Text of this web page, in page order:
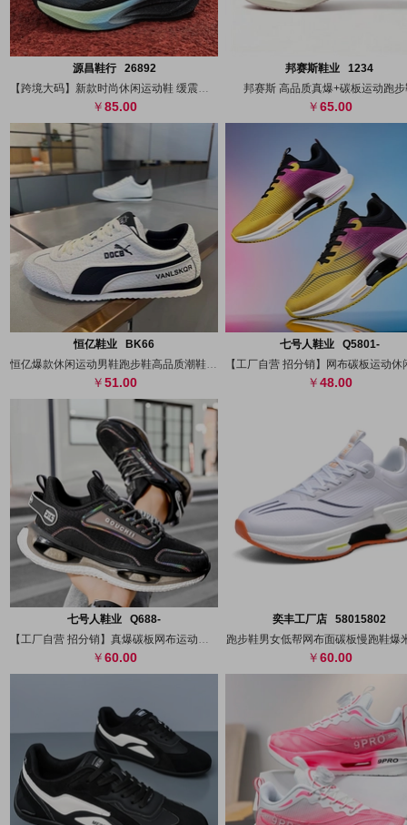
代发
源昌鞋行 26892
【跨境大码】新款时尚休闲运动鞋 缓震碳板
85.00
代发
邦赛斯鞋业 1234
邦赛斯 高品质真爆+碳板运动跑步
65.00
代发
恒亿鞋业 BK66
51.00
代发
七号人鞋业 Q5801-
48.00
代发
七号人鞋业 Q688-
60.00
代发
奕丰工厂店 58015802
跑步鞋男女低帮网布面碳板慢跑鞋爆
60.00